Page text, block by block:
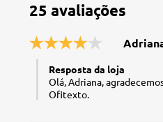
25 avaliações
Resposta da loja
Olá, Adriana,
Ofitexto.